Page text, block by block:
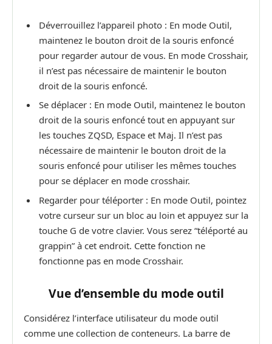
Déverrouillez l’appareil photo : En mode Outil,
maintenez le bouton droit de la souris enfoncé
pour regarder autour de vous. En mode Crosshair,
il n’est pas nécessaire de maintenir le bouton
droit de la souris enfoncé.
Se déplacer : En mode Outil, maintenez le bouton
droit de la souris enfoncé tout en appuyant sur
les touches ZQSD, Espace et Maj. Il n’est pas
nécessaire de maintenir le bouton droit de la
souris enfoncé pour utiliser les mêmes touches
pour se déplacer en mode crosshair.
Regarder pour téléporter : En mode Outil, pointez
votre curseur sur un bloc au loin et appuyez sur la
touche G de votre clavier. Vous serez “téléporté au
grappin” à cet endroit. Cette fonction ne
fonctionne pas en mode Crosshair.
Vue d’ensemble du mode outil
Considérez l’interface utilisateur du mode outil
comme une collection de conteneurs. La barre de